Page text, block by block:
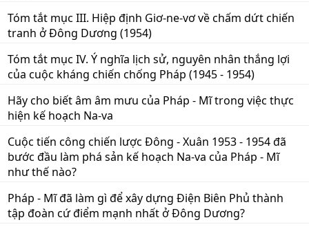
Tóm tắt mục III. Hiệp định Giơ-ne-vơ về chấm dứt chiến
tranh ở Đông Dương (1954)
Tóm tắt mục IV. Ý nghĩa lịch sử, nguyên nhân thắng lợi
của cuộc kháng chiến chống Pháp (1945 - 1954)
Hãy cho biết âm âm mưu của Pháp - Mĩ trong việc thực
hiện kế hoạch Na-va
Cuộc tiến công chiến lược Đông - Xuân 1953 - 1954 đã
bước đầu làm phá sản kế hoạch Na-va của Pháp - Mĩ
như thế nào?
Pháp - Mĩ đã làm gì để xây dựng Điện Biên Phủ thành
tập đoàn cứ điểm mạnh nhất ở Đông Dương?